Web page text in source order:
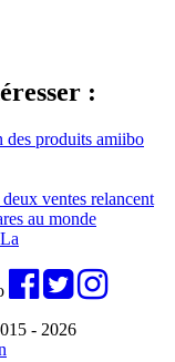
:
des produits amiibo
ventes relancent
au monde
- 2026